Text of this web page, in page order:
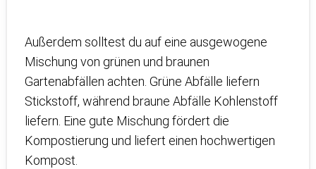
Außerdem solltest du auf eine ausgewogene
Mischung von grünen und braunen
Gartenabfällen achten. Grüne Abfälle liefern
Stickstoff, während braune Abfälle Kohlenstoff
liefern. Eine gute Mischung fördert die
Kompostierung und liefert einen hochwertigen
Kompost.